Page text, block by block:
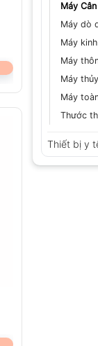
Máy
Máy dò
Máy
Máy
Máy
Máy
Thước
Thiết bị y